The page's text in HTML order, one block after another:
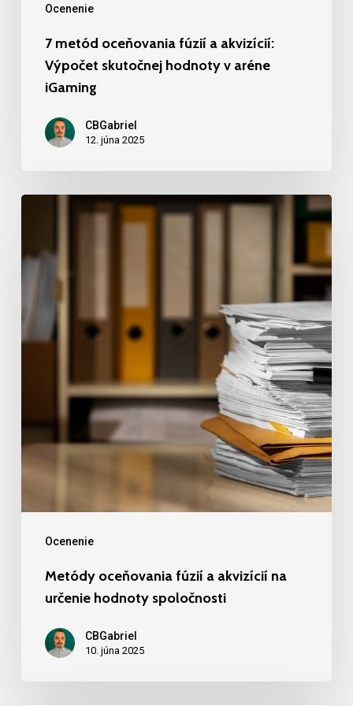
Ocenenie
7 metód oceňovania fúzií a akvizícií:
Výpočet skutočnej hodnoty v aréne
iGaming
CBGabriel
12. júna 2025
Ocenenie
fúzií
akvizícií
hodnoty
spoločnosti
Metódy oceňovania fúzií a akvizícií na
určenie hodnoty spoločnosti
CBGabriel
10. júna 2025